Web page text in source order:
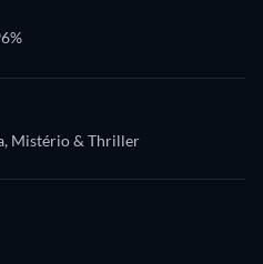
Mistério & Thriller